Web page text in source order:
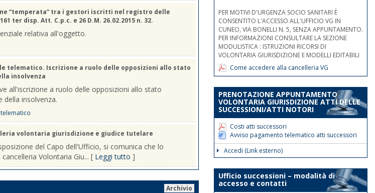
“temperata” tra i gestori iscritti nel registro delle
ter disp. Att. C.p.c. e 26 D.M. 26.02.2015 n. 32.
relativa all'oggetto.
telematico. Iscrizione a ruolo delle opposizioni allo stato
insolvenza
all'iscrizione a ruolo delle opposizioni allo stato
della insolvenza.
volontaria giurisdizione e giudice tutelare
del Capo dell'Ufficio, si comunica che lo
Volontaria Giu... [ Leggi tutto ]
Archivio
PER MOTIVI D'URGENZA SOCIO SANITARI È
CONSENTITO L'ACCESSO ALL'UFFICIO VG IN
CUNEO, VIA BONELLI N. 5, SENZA APPUNTAMENTO.
PER INFORMAZIONI CONSULTARE LA SEZIONE
MODULISTICA : ISTRUZIONI RICORSI DI
VOLONTARIA GIURISDIZIONE E MODELLI EDITABILI
Come accedere alla cancelleria VG
PRENOTAZIONE APPUNTAMENTO
VOLONTARIA GIURISDIZIONE ATTI DELLE
SUCCESSIONI/ATTI NOTORI
Costi atti successori
Avviso pagamento telematico atti successori
Accedi (Link esterno)
Ufficio successioni – modalità di
accesso e contatti